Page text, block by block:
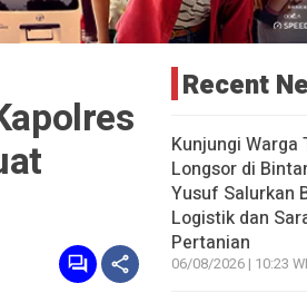
Recent
Kunjungi Warga
Longsor di
Yusuf Salurkan
Logistik dan
Pertanian
06/08/2026 | 10:23